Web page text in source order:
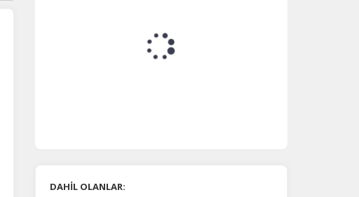
DAHİL OLANLAR: